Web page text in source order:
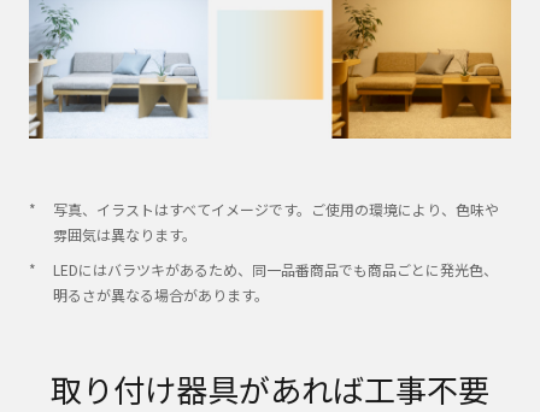
写真、イラストはすべてイメージです。ご使用の環境により、色味や
雰囲気は異なります。
LEDにはバラツキがあるため、同一品番商品でも商品ごとに発光色、
明るさが異なる場合があります。
取り付け器具があれば工事不要